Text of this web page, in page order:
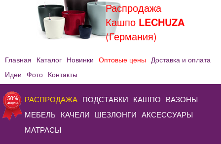
Распродажа
Кашпо
LECHUZA
(Германия)
Главная Каталог Новинки Оптовые цены Доставка и оплата
Идеи Фото Контакты
РАСПРОДАЖА ПОДСТАВКИ КАШПО ВАЗОНЫ
МЕБЕЛЬ КАЧЕЛИ ШЕЗЛОНГИ АКСЕССУАРЫ
МАТРАСЫ